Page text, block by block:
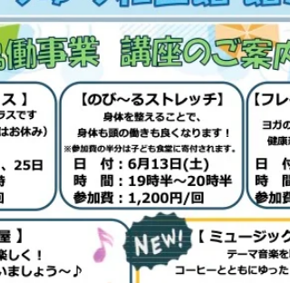
しております。 温かい交流の中で、心も体
も元気に夏を乗り切りましょう！ ゆうゆう
館は区内に住む60歳以上の方の憩い、生き
がい学び、ふれあい交流、健康づくりの場
してご利用いただく施設です。ご利用の際
「高齢者活動支援センター・ゆうゆう館利
証」をご提示ください。（利用証発行には
分証明書のご提示が必要です。） ゆうゆう
館には【個人利用】【団体利用】の他に、
営団体が運営する【協働事業】と、空いて
るお部屋を有料でお使いいただける【一般
用】がございます。 【協働事業】は区内・
区外問わず、60歳以下の方でもご参加いた